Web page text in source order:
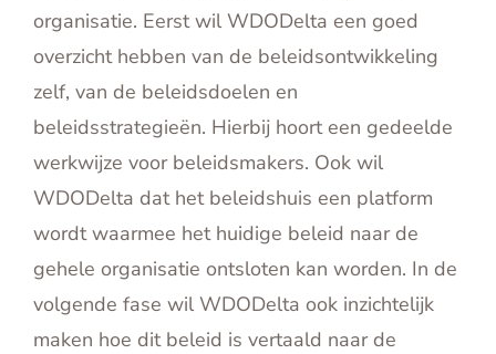
organisatie. Eerst wil WDODelta een goed
overzicht hebben van de beleidsontwikkeling
zelf, van de beleidsdoelen en
beleidsstrategieën. Hierbij hoort een gedeelde
werkwijze voor beleidsmakers. Ook wil
WDODelta dat het beleidshuis een platform
wordt waarmee het huidige beleid naar de
gehele organisatie ontsloten kan worden. In de
volgende fase wil WDODelta ook inzichtelijk
maken hoe dit beleid is vertaald naar de